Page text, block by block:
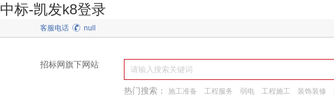
中标-凯发k8登录
客服电话 null
招标网旗下网站
热门搜索： 施工准备 工程服务 弱电 工程施工 装饰装修